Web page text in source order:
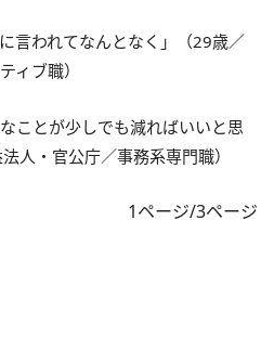
言われてなんとなく」（29歳／
ィブ職）
ことが少しでも減ればいいと思
人・官公庁／事務系専門職）
1ページ/3ページ